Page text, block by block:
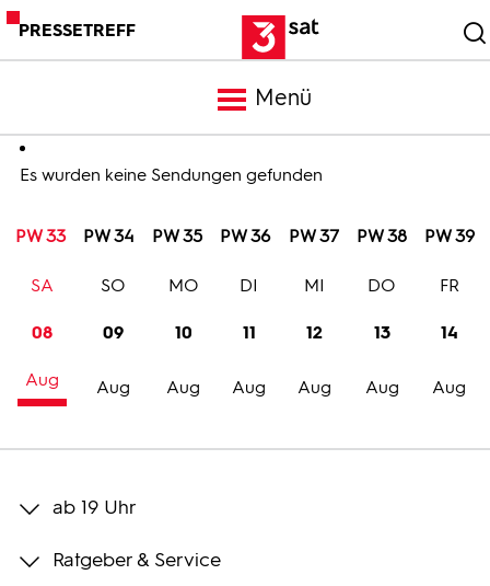
PRESSETREFF
Menü
Meldungen
Programm
Trailer
Bilder
Es wurden keine Sendungen gefunden
PW 33 PW 34 PW 35 PW 36 PW 37 PW 38 PW 39
08
Aug
SA
09
Aug
SO
10
Aug
MO
11
Aug
DI
12
Aug
MI
13
Aug
DO
14
Aug
FR
ab 19 Uhr
Ratgeber & Service